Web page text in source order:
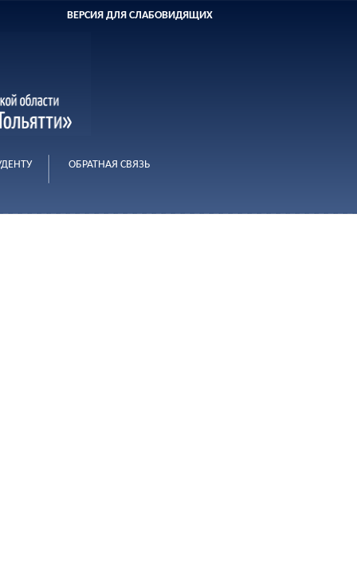
ВЕРСИЯ ДЛЯ СЛАБОВИДЯЩИХ
ОБРАТНАЯ СВЯЗЬ